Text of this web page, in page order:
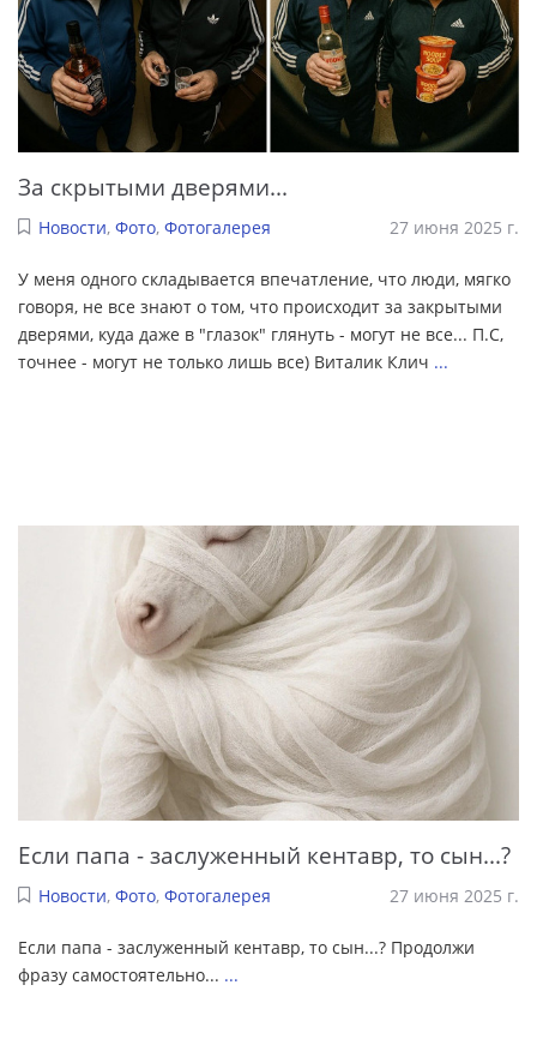
За скрытыми дверями...
Новости, Фото, Фотогалерея 27 июня 2025 г.
У меня одного складывается впечатление, что люди, мягко
говоря, не все знают о том, что происходит за закрытыми
дверями, куда даже в "глазок" глянуть - могут не все... П.С,
точнее - могут не только лишь все) Виталик Клич ...
Если папа - заслуженный кентавр, то сын...?
Новости, Фото, Фотогалерея 27 июня 2025 г.
Если папа - заслуженный кентавр, то сын...? Продолжи
фразу самостоятельно... ...